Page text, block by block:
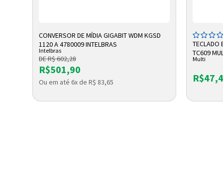
ADICIONAR A SACOLA
CONVERSOR DE MÍDIA GIGABIT WDM KGSD
1120 A 4780009 INTELBRAS
Intelbras
DE R$ 602,28
R$501,90
Ou em até 6x de R$ 83,65
TECLADO
TC609
Multi